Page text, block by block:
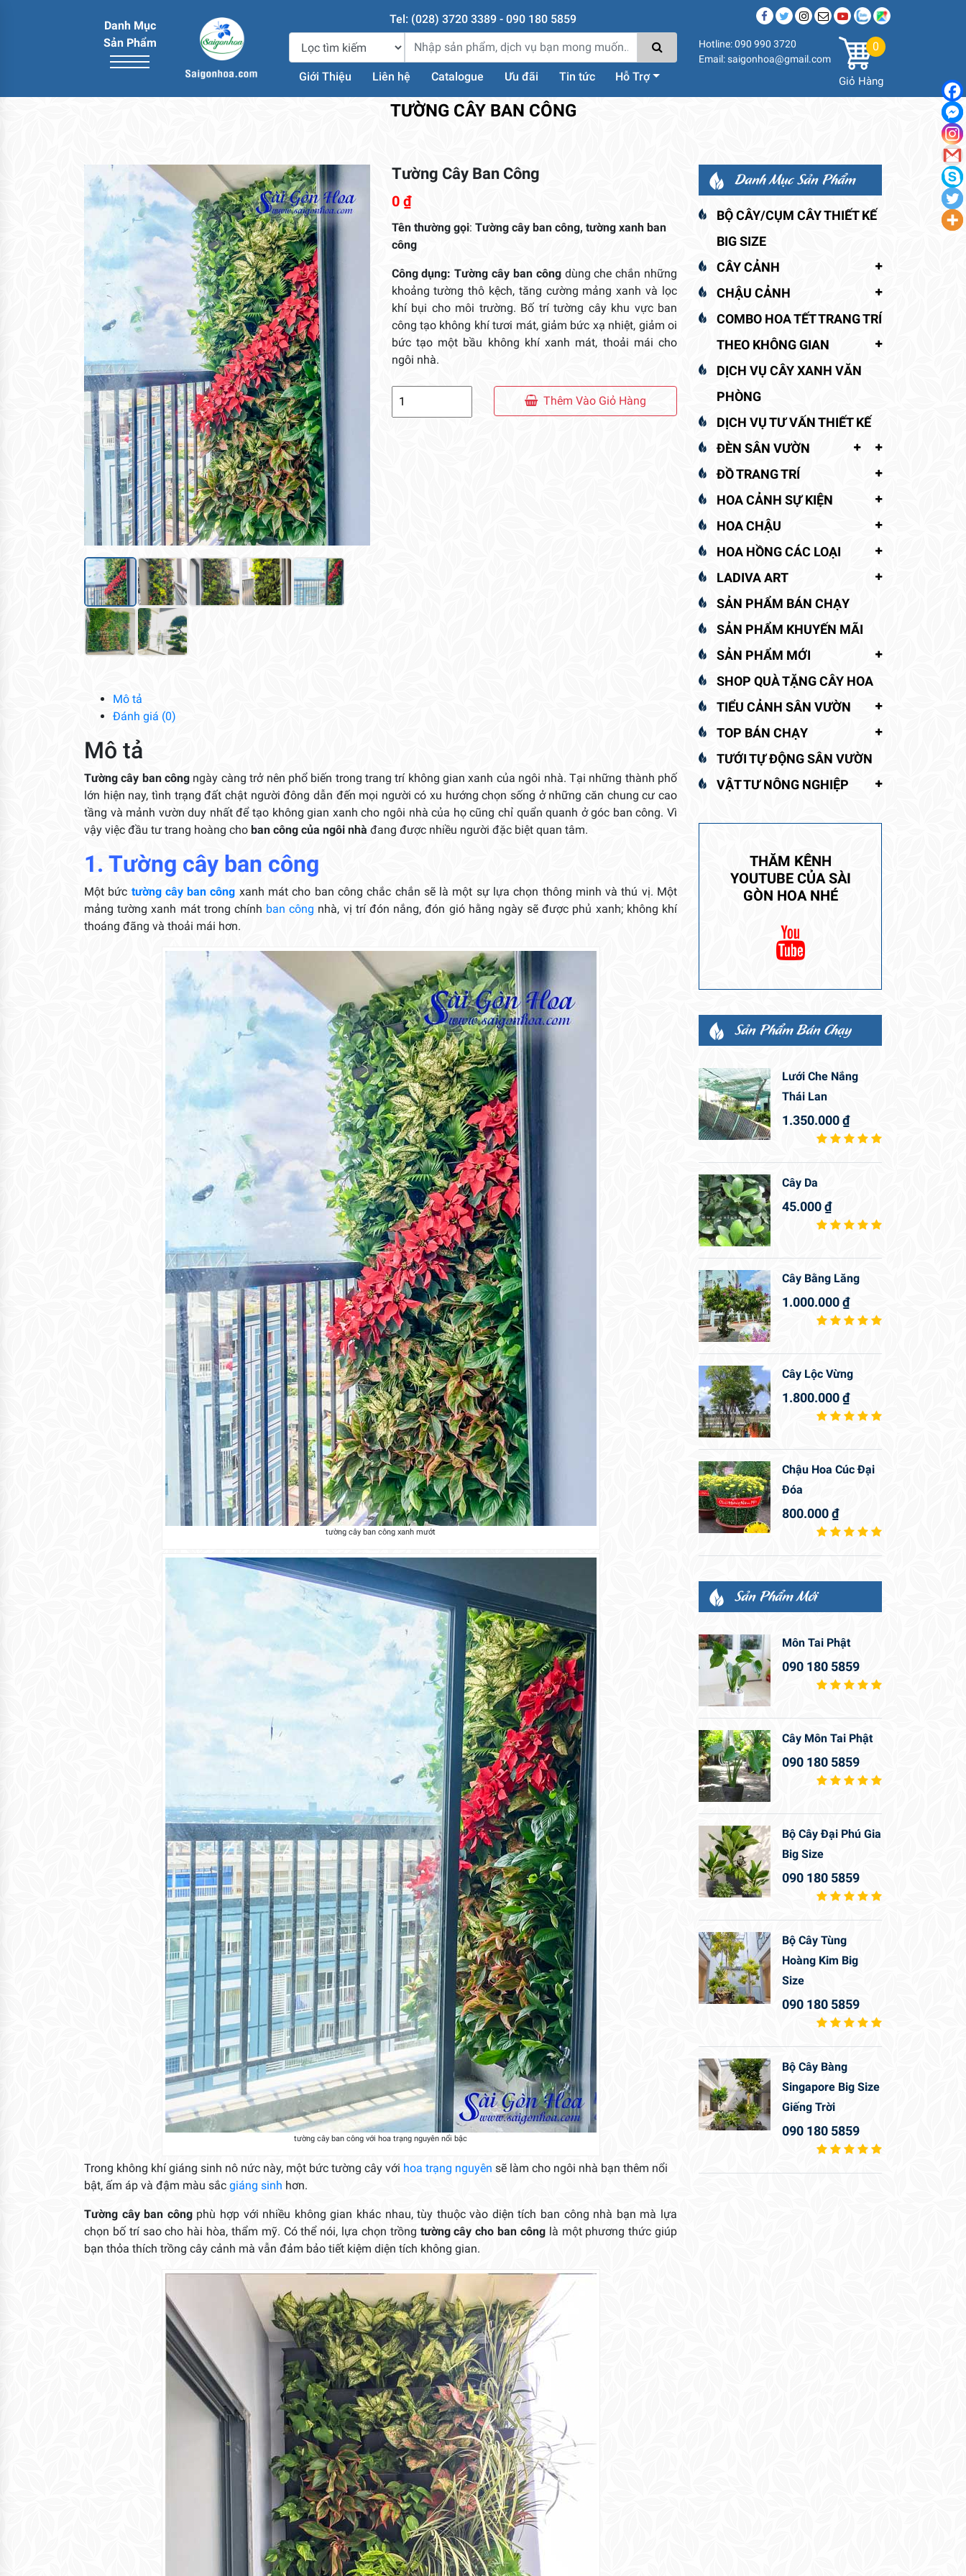
Danh Mục
Sản Phẩm
Tel: (028) 3720 3389 - 090 180 5859
Giới Thiệu Liên hệ Catalogue Ưu đãi Tin tức Hỗ Trợ
Hotline: 090 990 3720
Email: saigonhoa@gmail.com
0
Giỏ Hàng
TƯỜNG CÂY BAN CÔNG
Tường Cây Ban Công
0 ₫
Tên thường gọi: Tường cây ban công, tường xanh ban
công
Công dụng: Tường cây ban côngdùng che chắn những
khoảng tường thô kệch, tăng cường mảng xanh và lọc
khí bụi cho môi trường. Bố trí tường cây khu vực ban
công tạo không khí tươi mát, giảm bức xạ nhiệt, giảm oi
bức tạo một bầu không khí xanh mát, thoải mái cho
ngôi nhà.
Thêm Vào Giỏ Hàng
Mô tả
Đánh giá (0)
Mô tả
Tường cây ban công ngày càng trở nên phổ biến trong trang trí không gian xanh của ngôi nhà. Tại những thành phố
lớn hiện nay, tình trạng đất chật người đông dẫn đến mọi người có xu hướng chọn sống ở những căn chung cư cao
tầng và mảnh vườn duy nhất để tạo không gian xanh cho ngôi nhà của họ cũng chỉ quẩn quanh ở góc ban công. Vì
vậy việc đầu tư trang hoàng cho ban công của ngôi nhà đang được nhiều người đặc biệt quan tâm.
1. Tường cây ban công
Một bức tường cây ban công xanh mát cho ban công chắc chắn sẽ là một sự lựa chọn thông minh và thú vị. Một
mảng tường xanh mát trong chính ban công nhà, vị trí đón nắng, đón gió hằng ngày sẽ được phủ xanh; không khí
thoáng đãng và thoải mái hơn.
tường cây ban công xanh mướt
tường cây ban công với hoa trạng nguyên nổi bậc
Trong không khí giáng sinh nô nức này, một bức tường cây với hoa trạng nguyên sẽ làm cho ngôi nhà bạn thêm nổi
bật, ấm áp và đậm màu sắc giáng sinh hơn.
Tường cây ban côngphù hợp với nhiều không gian khác nhau, tùy thuộc vào diện tích ban công nhà bạn mà lựa
chọn bố trí sao cho hài hòa, thẩm mỹ. Có thể nói, lựa chọn trồng tường cây cho ban cônglà một phương thức giúp
bạn thỏa thích trồng cây cảnh mà vẫn đảm bảo tiết kiệm diện tích không gian.
Danh Mục Sản Phẩm
BỘ CÂY/CỤM CÂY THIẾT KẾ
BIG SIZE
CÂY CẢNH
CHẬU CẢNH
COMBO HOA TẾT TRANG TRÍ
THEO KHÔNG GIAN
DỊCH VỤ CÂY XANH VĂN
PHÒNG
DỊCH VỤ TƯ VẤN THIẾT KẾ
ĐÈN SÂN VƯỜN
ĐỒ TRANG TRÍ
HOA CẢNH SỰ KIỆN
HOA CHẬU
HOA HỒNG CÁC LOẠI
LADIVA ART
SẢN PHẨM BÁN CHẠY
SẢN PHẨM KHUYẾN MÃI
SẢN PHẨM MỚI
SHOP QUÀ TẶNG CÂY HOA
TIỂU CẢNH SÂN VƯỜN
TOP BÁN CHẠY
TƯỚI TỰ ĐỘNG SÂN VƯỜN
VẬT TƯ NÔNG NGHIỆP
THĂM KÊNH
YOUTUBE CỦA SÀI
GÒN HOA NHÉ
Sản Phẩm Bán Chạy
Lưới Che Nắng
Thái Lan
1.350.000₫
Cây Da
45.000₫
Cây Bằng Lăng
1.000.000₫
Cây Lộc Vừng
1.800.000₫
Chậu Hoa Cúc Đại
Đóa
800.000₫
Sản Phẩm Mới
Môn Tai Phật
090 180 5859
Cây Môn Tai Phật
090 180 5859
Bộ Cây Đại Phú Gia
Big Size
090 180 5859
Bộ Cây Tùng
Hoàng Kim Big
Size
090 180 5859
Bộ Cây Bàng
Singapore Big Size
Giếng Trời
090 180 5859